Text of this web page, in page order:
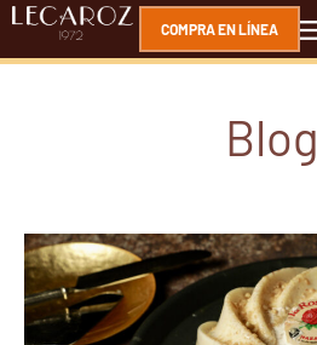
COMPRA EN LÍNEA
Blog